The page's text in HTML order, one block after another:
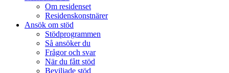
Om residenset
Residenskonstnärer
Ansök om stöd
Stödprogrammen
Så ansöker du
Frågor och svar
När du fått stöd
Beviljade stöd